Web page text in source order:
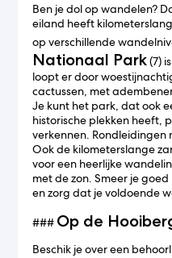
Ben je dol op wandelen?
eiland heeft
op verschillende
Nationaal Park(7)
loopt er door
cactussen, met
Je kunt het park, dat ook
historische plekken heeft,
verkennen. Rondleidingen
Ook de kilometerslange
voor een heerlijke
met de zon. Smeer je
en zorg dat je voldoende
### Op de
Beschik je over een